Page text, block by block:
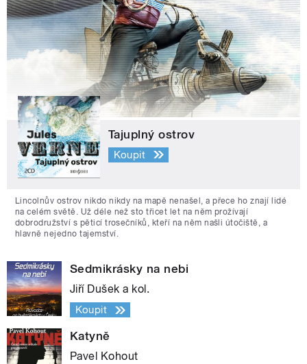
Tajuplný ostrov
Koupit
Lincolnův ostrov nikdo nikdy na mapě nenašel, a přece ho znají lidé
na celém světě. Už déle než sto třicet let na něm prožívají
dobrodružství s pěticí trosečníků, kteří na něm našli útočiště, a
hlavně nejedno tajemství.
Sedmikrásky na nebi
Jiří Dušek a kol.
Koupit
Katyně
Pavel Kohout